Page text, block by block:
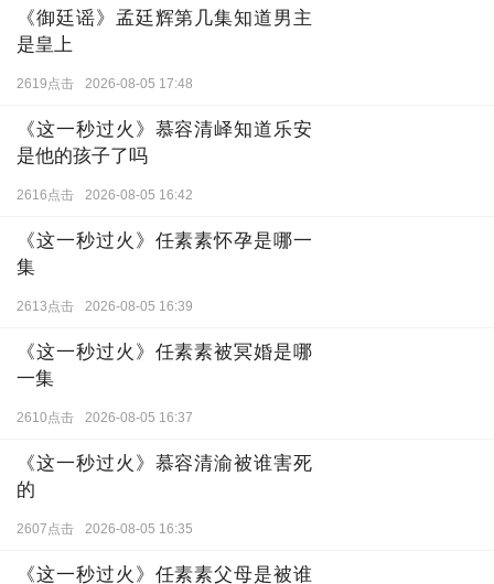
《御廷谣》孟廷辉第几集知道男主
是皇上
2619点击 2026-08-05 17:48
《这一秒过火》慕容清峄知道乐安
是他的孩子了吗
集
2613点击 2026-08-05 16:39
《这一秒过火》任素素被冥婚是哪
一集